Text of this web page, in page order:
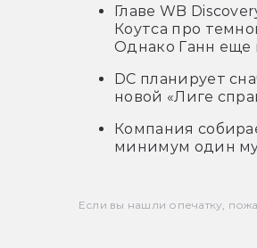
Главе WB
Коутса про
Однако Ганн еще
DC планирует
новой «Лиге
Компания
минимум один
Если вы нашли опечатку,